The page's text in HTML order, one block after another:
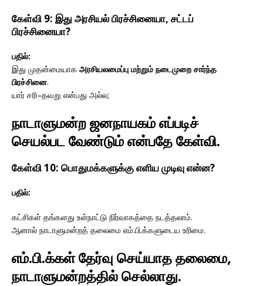
கேள்வி 9: இது அரசியல் பிரச்சினையா, சட்டப்
பிரச்சினையா?
பதில்:
இது முதன்மையாக அரசியலமைப்பு மற்றும் நடைமுறை சார்ந்த
பிரச்சினை.
யார் சரி–தவறு என்பது அல்ல;
நாடாளுமன்ற ஜனநாயகம் எப்படிச்
செயல்பட வேண்டும்என்பதே கேள்வி.
கேள்வி 10: பொதுமக்களுக்கு எளிய முடிவு என்ன?
பதில்:
கட்சிகள் தங்களது உள்நாட்டு நிர்வாகத்தை நடத்தலாம்.
ஆனால் நாடாளுமன்றத் தலைமை எம்.பி.க்களுடைய உரிமை.
எம்.பி.க்கள் தேர்வு செய்யாத தலைமை,
நாடாளுமன்றத்தில் செல்லாது.